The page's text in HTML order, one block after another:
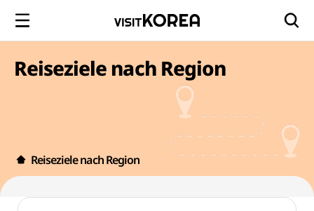
Reiseziele nach Region
Reiseziele nach Region